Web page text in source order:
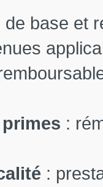
de base et
:
: